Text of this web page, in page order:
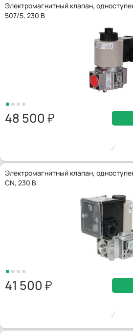
Электромагнитный клапан,
507/5, 230 В
48 500
Электромагнитный клапан,
CN, 230 В
41 500